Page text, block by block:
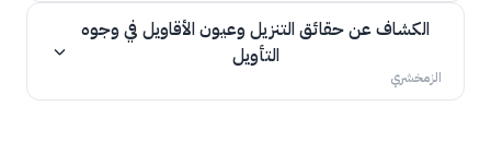
الكشاف عن حقائق التنزيل وعيون الأقاويل في وجوه
التأويل
الزمخشري